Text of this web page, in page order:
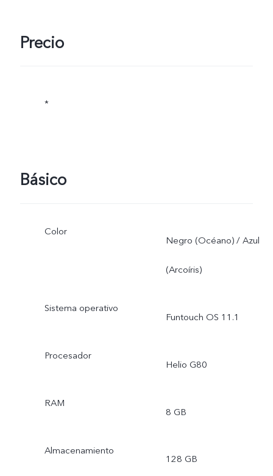
Precio
*
Básico
Color
Negro (Océano) / Azul
(Arcoíris)
Sistema operativo
Funtouch OS 11.1
Procesador
Helio G80
RAM
8 GB
Almacenamiento
128 GB